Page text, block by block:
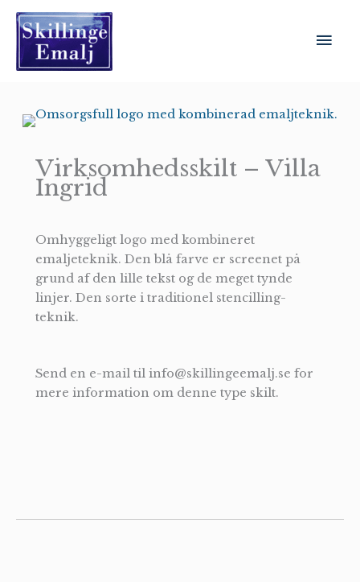
Gå
indholdet
Virksomhedsskilt – Villa
Ingrid
Omhyggeligt logo med kombineret
emaljeteknik. Den blå farve er screenet på
grund af den lille tekst og de meget tynde
linjer. Den sorte i traditionel stencilling-
teknik.
Send en e-mail til info@skillingeemalj.se for
mere information om denne type skilt.